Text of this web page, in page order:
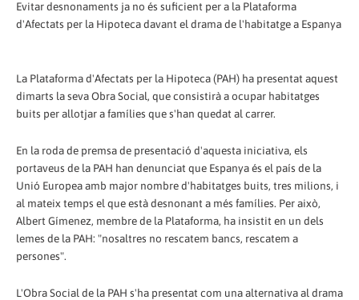
Evitar desnonaments ja no és suficient per a la Plataforma
d'Afectats per la Hipoteca davant el drama de l'habitatge a Espanya
La Plataforma d'Afectats per la Hipoteca (PAH) ha presentat aquest
dimarts la seva Obra Social, que consistirà a ocupar habitatges
buits per allotjar a famílies que s'han quedat al carrer.
En la roda de premsa de presentació d'aquesta iniciativa, els
portaveus de la PAH han denunciat que Espanya és el país de la
Unió Europea amb major nombre d'habitatges buits, tres milions, i
al mateix temps el que està desnonant a més famílies. Per això,
Albert Gímenez, membre de la Plataforma, ha insistit en un dels
lemes de la PAH: "nosaltres no rescatem bancs, rescatem a
persones".
L'Obra Social de la PAH s'ha presentat com una alternativa al drama